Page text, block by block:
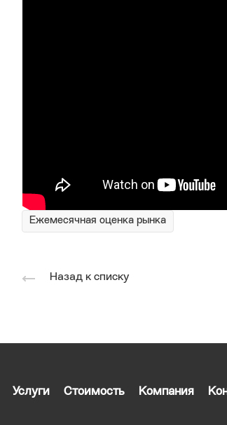
Ежемесячная оценка рынка
Назад к списку
Услуги Стоимость Компания